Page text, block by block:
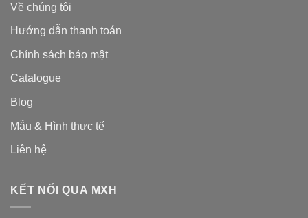
Về chúng tôi
Hướng dẫn thanh toán
Chính sách bảo mật
Catalogue
Blog
Mẫu & Hình thực tế
Liên hệ
KẾT NỐI QUA MXH